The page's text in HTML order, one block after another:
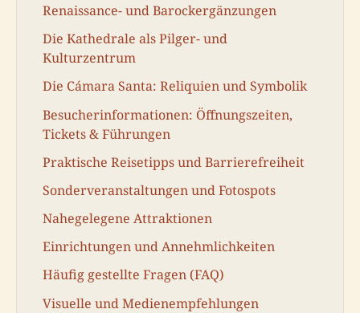
Renaissance- und Barockergänzungen
Die Kathedrale als Pilger- und
Kulturzentrum
Die Cámara Santa: Reliquien und Symbolik
Besucherinformationen: Öffnungszeiten,
Tickets & Führungen
Praktische Reisetipps und Barrierefreiheit
Sonderveranstaltungen und Fotospots
Nahegelegene Attraktionen
Einrichtungen und Annehmlichkeiten
Häufig gestellte Fragen (FAQ)
Visuelle und Medienempfehlungen